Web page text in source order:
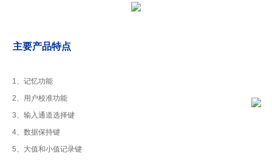
主要产品特点
1、记忆功能
2、用户校准功能
3、输入通道选择键
4、数据保持键
5、大值和小值记录键